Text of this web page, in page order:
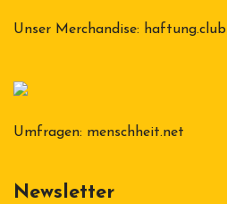
Unser Merchandise: haftung.club
Umfragen: menschheit.net
Newsletter